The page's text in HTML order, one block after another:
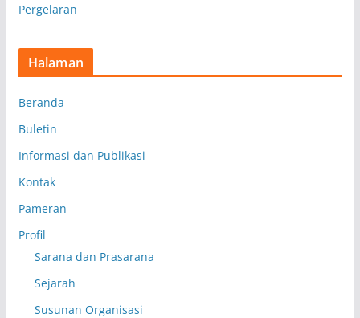
Pergelaran
Halaman
Beranda
Buletin
Informasi dan Publikasi
Kontak
Pameran
Profil
Sarana dan Prasarana
Sejarah
Susunan Organisasi